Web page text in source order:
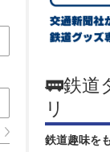
🚃鉄道
リ
鉄道趣味を